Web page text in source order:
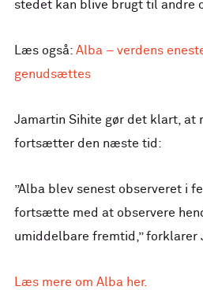
stedet kan blive brugt til andre
Læs også: Alba – verdens
genudsættes
Jamartin Sihite gør det klart, at
fortsætter den næste tid:
”Alba blev senest observeret i
fortsætte med at observere
umiddelbare fremtid,” forklarer
Læs mere om Alba her.